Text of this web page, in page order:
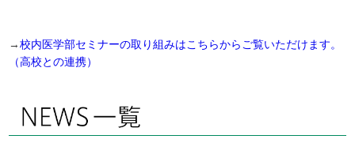
→校内医学部セミナーの取り組みはこちらからご覧いただけます。
（高校との連携）